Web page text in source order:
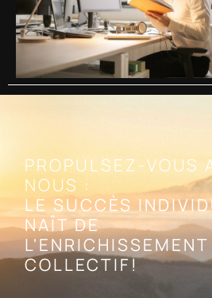
PROPULSEZ-VOUS
NOUS :
LE SUCCÈS
NAÎT DE
L'ENRICHISSEMENT
COLLECTIF!